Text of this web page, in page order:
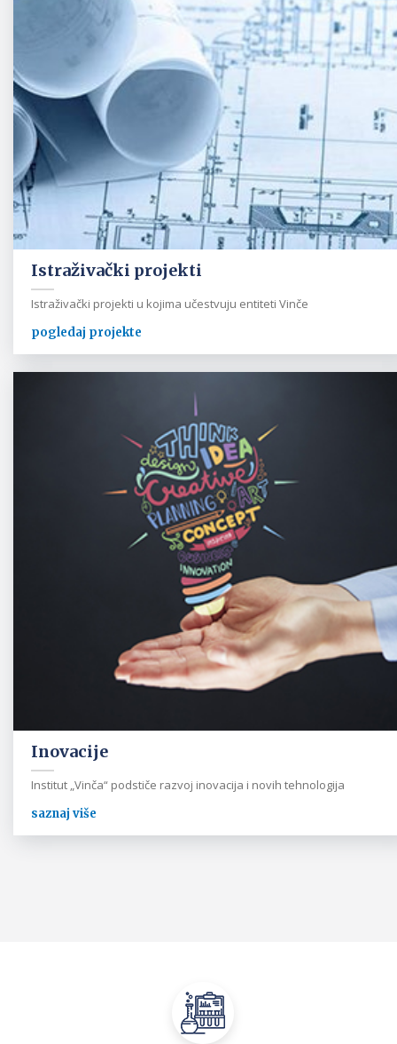
Istraživački projekti
Istraživački projekti u kojima učestvuju entiteti Vinče
pogledaj projekte
Inovacije
Institut „Vinča“ podstiče razvoj inovacija i novih tehnologija
saznaj više